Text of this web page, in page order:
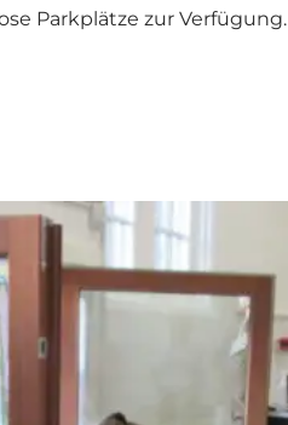
Parkplätze zur Verfügung.